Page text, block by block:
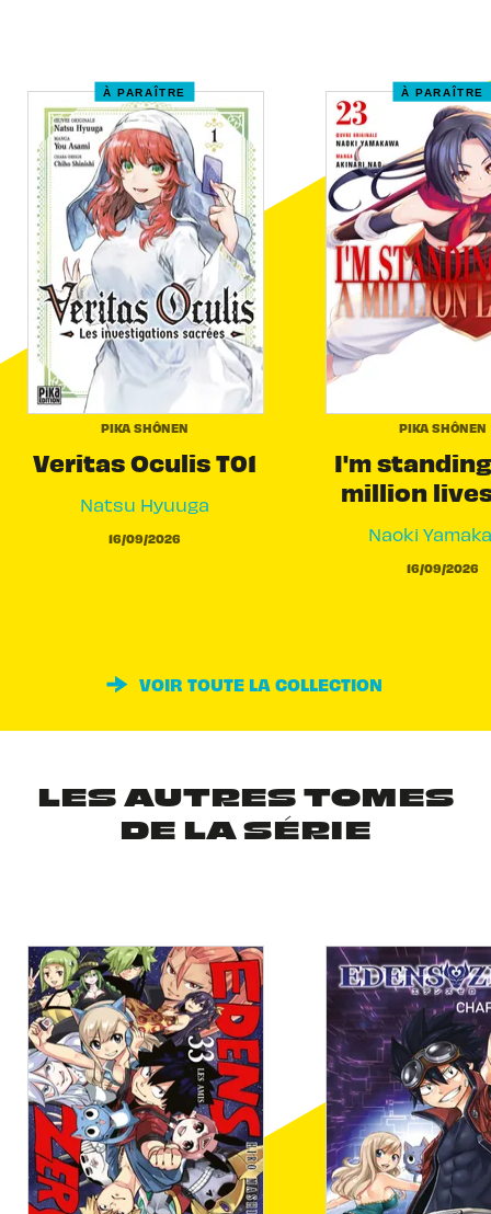
À PARAÎTRE
PIKA SHÔNEN
Veritas Oculis T01
Natsu Hyuuga
16/09/2026
À PARAÎTRE
PIKA SHÔNEN
I'm
million
Naoki
16/09/2026
VOIR TOUTE LA COLLECTION
LES AUTRES TOMES
DE LA SÉRIE